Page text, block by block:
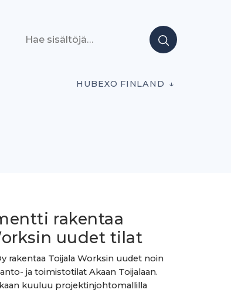
HUBEXO FINLAND
rakentaa
uudet tilat
rakentaa Toijala Worksin uudet noin
ja toimistotilat Akaan Toijalaan.
kuuluu projektinjohtomallilla